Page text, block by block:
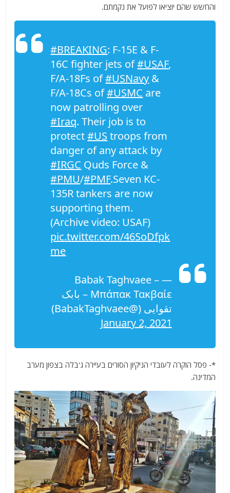
והחשש שהם יוציאו לפועל את נקמתם.
#BREAKING: F-15E & F-
16C fighter jets of#USAF,
F/A-18Fs of#USNavy &
F/A-18Cs of#USMC are
now patrolling over
#Iraq. Their job is to
protect#US troops from
danger of any attack by
#IRGC Quds Force &
#PMU/#PMF.Seven KC-
135R tankers are now
supporting them.
(Archive video: USAF)
pic.twitter.com/46SoDfpk
me
— Babak Taghvaee –
Μπάπακ Τακβαίε – بابک
تقوایی (@BabakTaghvaee)
January 2, 2021
*- פסל הוקרה לעובדי הניקיון הסורים בעיירה ג'בלה בצפון מערב
המדינה.